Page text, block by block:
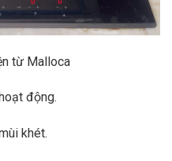
từ Malloca
động.
khét.